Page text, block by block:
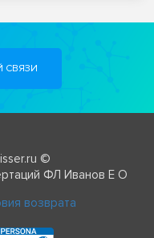
СВЯЗИ
©
ФЛ Иванов Е О
возврата